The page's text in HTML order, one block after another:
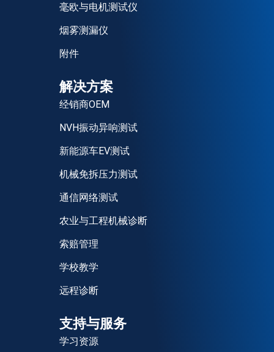
毫欧与电机测试仪
烟雾测漏仪
附件
解决方案
经销商OEM
NVH振动异响测试
新能源车EV测试
机械免拆压力测试
通信网络测试
农业与工程机械诊断
索赔管理
学校教学
远程诊断
支持与服务
学习资源